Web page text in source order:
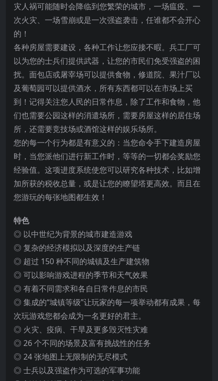
灾人祸可能随时会降临到您繁荣的城市，一场瘟疫、一
次火灾、一场雪崩或是一次强盗袭击，任谁都不会开心
的！
各种房屋需要建设，各种工作让您应接不暇。兵工厂可
以为您的士兵们提供武器，让您的市民们免受强盗的困
扰。面包店或屠宰场可以提供食物，修道院、果汁厂以
及葡萄园可以提供酒水，所有东西都可以在市场上买
到！记得关注您人民的日常作息，除了工作和食物，他
们也需要公园这样的消遣场所，需要房屋这样的居住场
所，还需要竞技场或酒馆这样的娱乐场所。
您的每一个行为都是有意义的：当您命令手下建造房屋
时，当您派他们进行新工作时，等等的一切都会奖励您
经验值。这项进度系统使您可以研究各种技术，比如增
加所获的税收总量，或是让您的瞭望塔更高效。而且在
您游玩的每张地图都生效！
特色
◎ 以中世纪为背景的城市建造游戏
◎ 复杂的经济模拟以及深度的生产链
◎ 超过 150 种不同的城镇及生产建筑物
◎ 可以影响游戏进程的季节和天气效果
◎ 有着不同需求和各自日常作息的市民
◎ 集成的“城镇等级”让玩家的每一项举动都有成果，每
次玩游戏您都会成为一名更好的君主。
◎ 火灾、疫病、干旱及更多毁灭性灾难
◎ 26 个不同的场景及富有挑战性的任务
◎ 24 张地图上无限制的无尽模式
◎ 士兵以及强盗作为可选的军事功能